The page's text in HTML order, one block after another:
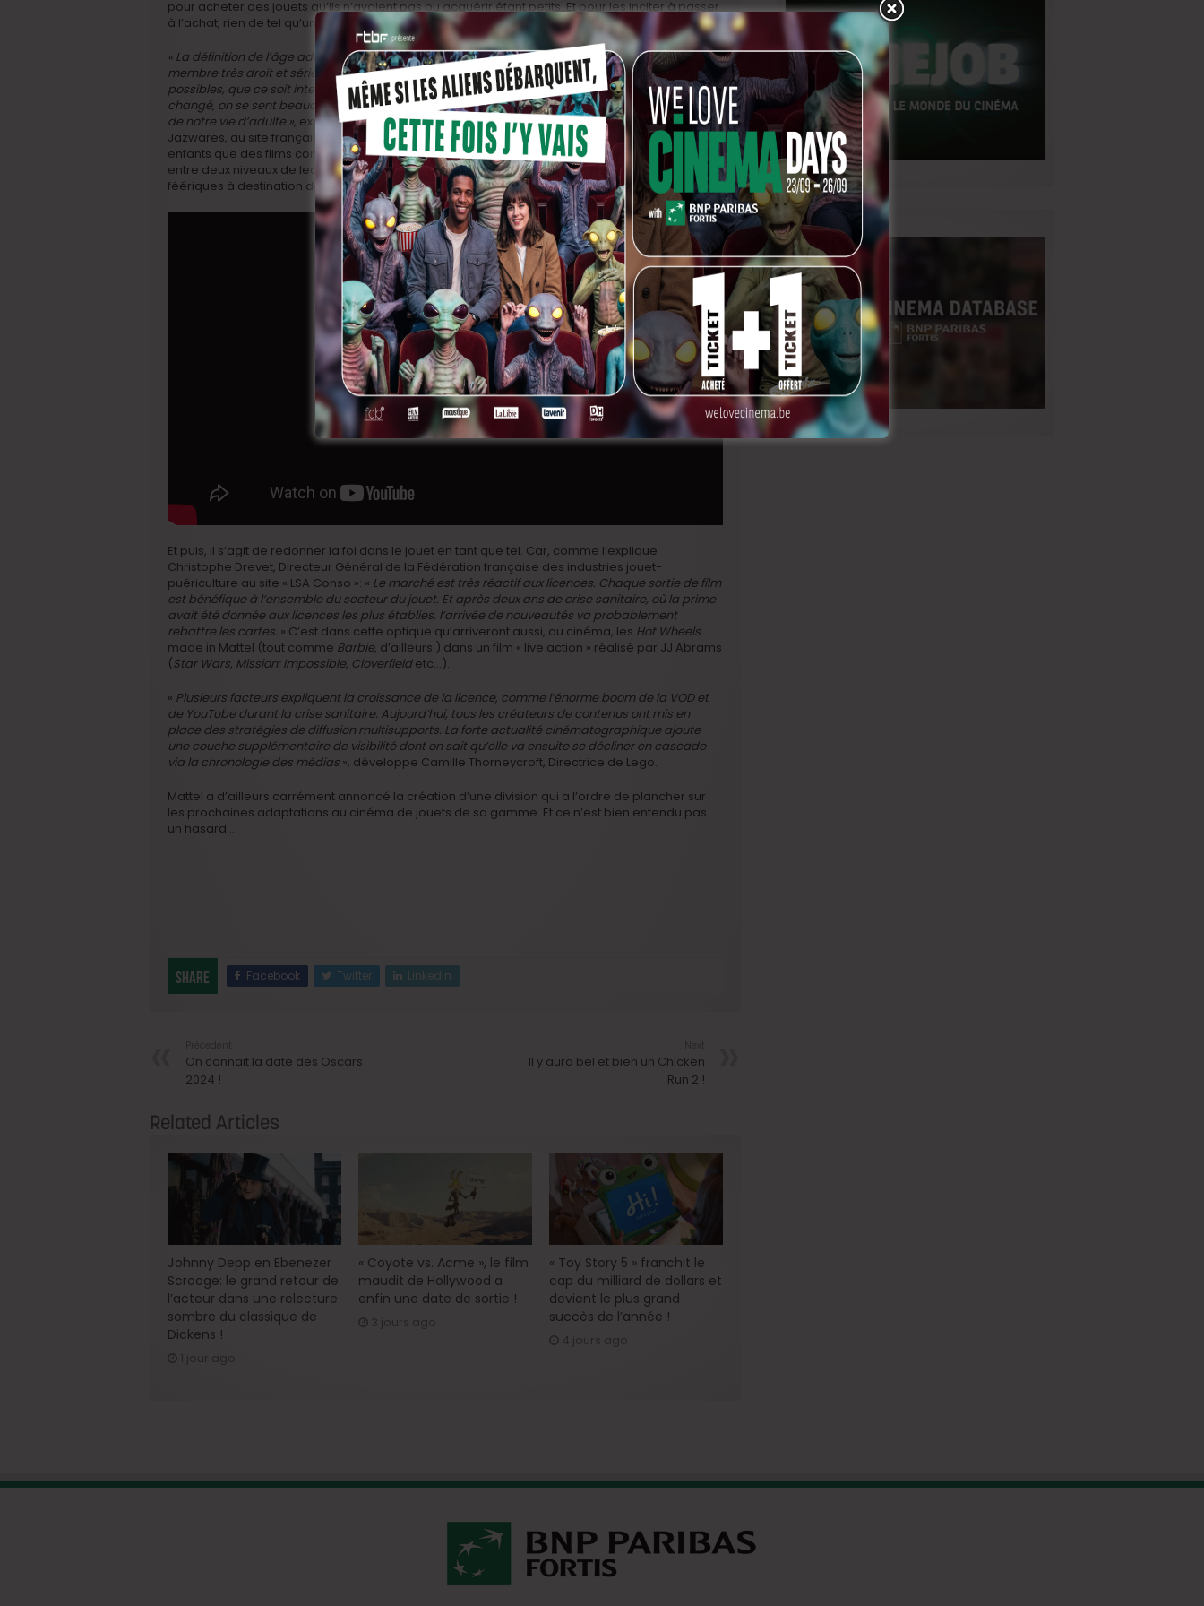
pour acheter des jouets qu’ils n’avaient pas pu acquérir étant petits. Et pour les inciter à passer
à l’achat, rien de tel qu’un film où ces joujous prennent vie (Ce qui n’empêche pas un bon film.).
« La définition de l’âge adulte a définitivement évolué. Auparavant, on se devait d’être un
membre très droit et sérieux de la société. Et on devait le démontrer de toutes les façons
possibles, que ce soit intellectuellement ou émotionnellement parlant. Aujourd’hui les mœurs ont
changé, on se sent beaucoup plus libres d’assumer que notre « fandom » fasse partie intégrante
de notre vie d’adulte », expliquait Jeremy Padawer, responsable auprès de la société de jouets
Jazwares, au site français Slate. Et c’est précisément pour parler à ces « Kidults » et à leurs
enfants que des films commeBarbie, qui sort ce 19 juillet, pratiqueront un équilibre très stable
entre deux niveaux de lecture: un second degré réservé aux grands et des scènes plus
féériques à destination des plus jeunes.
Et puis, il s’agit de redonner la foi dans le jouet en tant que tel. Car, comme l’explique
Christophe Drevet, Directeur Général de la Fédération française des industries jouet-
puériculture au site « LSA Conso »: « Le marché est très réactif aux licences. Chaque sortie de film
est bénéfique à l’ensemble du secteur du jouet. Et après deux ans de crise sanitaire, où la prime
avait été donnée aux licences les plus établies, l’arrivée de nouveautés va probablement
rebattre les cartes. » C’est dans cette optique qu’arriveront aussi, au cinéma, les Hot Wheels
made in Mattel (tout comme Barbie, d’ailleurs.) dans un film « live action » réalisé par JJ Abrams
(Star Wars, Mission: Impossible, Cloverfieldetc…).
« Plusieurs facteurs ­expliquent la croissance de la licence, comme l’énorme boom de la VOD et
de YouTube durant la crise sanitaire. Aujourd’hui, tous les créateurs de contenus ont mis en
place des stratégies de diffusion multisupports. La forte actualité cinématographique ajoute
une couche supplémentaire de visibilité dont on sait qu’elle va ensuite se décliner en cascade
via la chronologie des médias », développe Camille Thorneycroft, Directrice de Lego.
Mattel a d’ailleurs carrément annoncé la création d’une division qui a l’ordre de plancher sur
les prochaines adaptations au cinéma de jouets de sa gamme. Et ce n’est bien entendu pas
un hasard…
Share Facebook Twitter LinkedIn
On connait la date des Oscars
2024 !
Il y aura bel et bien un Chicken
Run 2 !
Related Articles
Johnny Depp en Ebenezer
Scrooge: le grand retour de
l’acteur dans une relecture
sombre du classique de
Dickens !
« Coyote vs. Acme », le film
maudit de Hollywood a
enfin une date de sortie !
3 jours ago
« Toy Story 5 » franchit le
cap du milliard de dollars et
devient le plus grand
succès de l’année !
4 jours ago